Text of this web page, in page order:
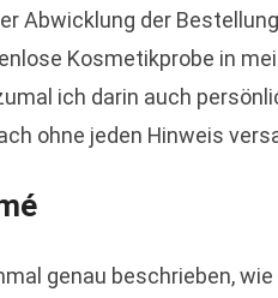
Abwicklung der
Kosmetikprobe in
ich darin auch
ohne jeden Hinweis
genau beschrieben, wie